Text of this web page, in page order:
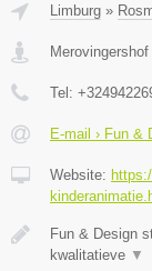
Limburg »
Merovingershof
Tel:
E-mail › Fun &
Website:
Fun & Design
kwalitatieve ▼